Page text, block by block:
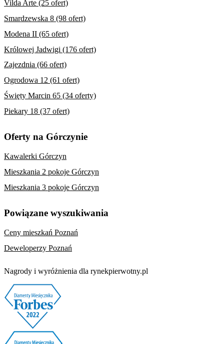
Vilda Arte (25 ofert)
Smardzewska 8 (98 ofert)
Modena II (65 ofert)
Królowej Jadwigi (176 ofert)
Zajezdnia (66 ofert)
Ogrodowa 12 (61 ofert)
Święty Marcin 65 (34 oferty)
Piekary 18 (37 ofert)
Oferty na Górczynie
Kawalerki Górczyn
Mieszkania 2 pokoje Górczyn
Mieszkania 3 pokoje Górczyn
Powiązane wyszukiwania
Ceny mieszkań Poznań
Deweloperzy Poznań
Nagrody i wyróżnienia dla rynekpierwotny.pl